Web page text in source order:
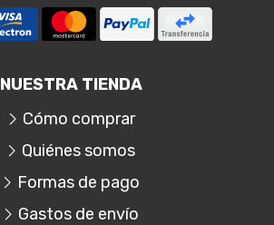
NUESTRA TIENDA
Cómo comprar
Quiénes somos
Formas de pago
Gastos de envío